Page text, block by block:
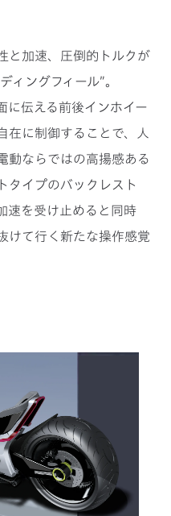
と加速、圧倒的トルクが
ィングフィール”。
に伝える前後インホイー
在に制御することで、人
動ならではの高揚感ある
タイプのバックレスト
速を受け止めると同時
けて行く新たな操作感覚